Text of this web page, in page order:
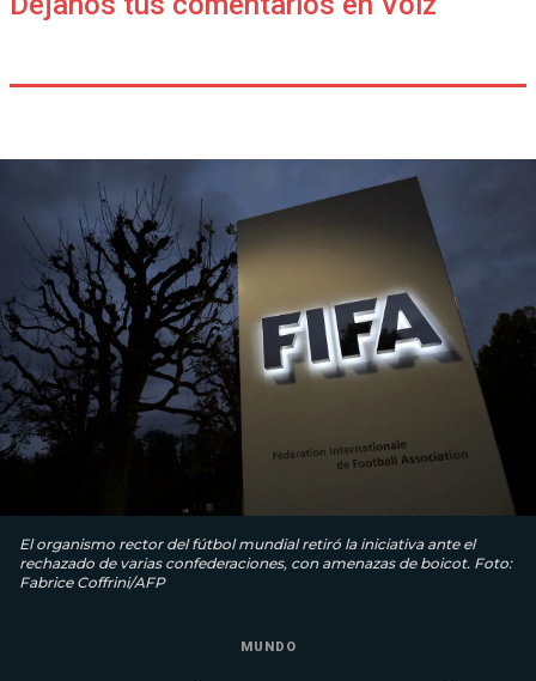
El organismo rector del fútbol mundial retiró la iniciativa ante el
rechazado de varias confederaciones, con amenazas de boicot. Foto:
Fabrice Coffrini/AFP
MUNDO